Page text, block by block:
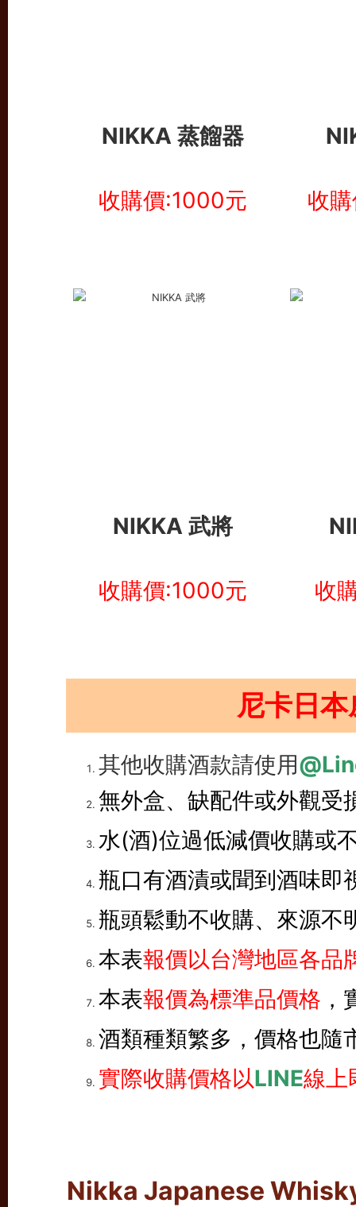
NIKKA 蒸餾器
收購價:1000元 收
NIKKA 武將
收購價:1000元 收
尼卡日
其他收購酒款請使用
無外盒、缺配件或外觀受
水(酒)位過低減價收購或
瓶口有酒漬或聞到酒味即
瓶頭鬆動不收購、來源不
本表報價以台灣地區各品
本表報價為標準品價格
酒類種類繁多，價格也隨
實際收購價格以LINE線上
Nikka Japanese